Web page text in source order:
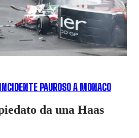
PAUROSO A MONACO
da una Haas